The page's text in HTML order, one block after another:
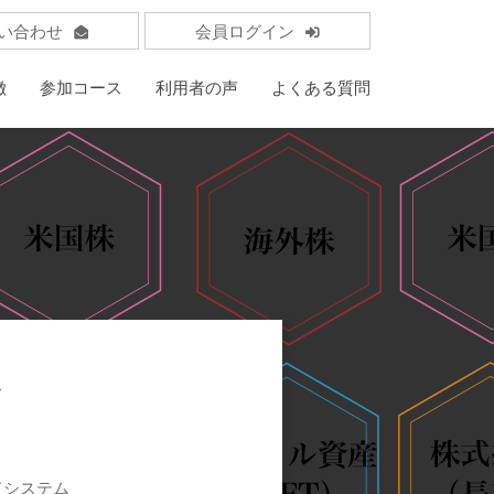
合わせ 会員ログイン
参加コース 利用者の声 よくある質問
ステム